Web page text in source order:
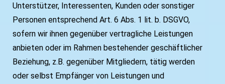
Unterstützer, Interessenten, Kunden oder sonstiger
Personen entsprechend Art. 6 Abs. 1 lit. b. DSGVO,
sofern wir ihnen gegenüber vertragliche Leistungen
anbieten oder im Rahmen bestehender geschäftlicher
Beziehung, z.B. gegenüber Mitgliedern, tätig werden
oder selbst Empfänger von Leistungen und